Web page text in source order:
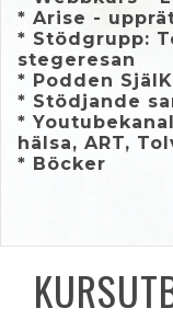
* Arise -
* Stödgrupp:
stegeresan
* Podden
* Stödjande
*
hälsa, ART,
* Böcker